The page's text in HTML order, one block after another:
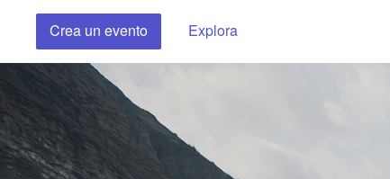
Crea un evento Explora